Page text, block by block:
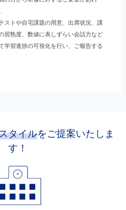
ストや自宅課題の用意、出席状況、課
習熟度、数値に表しずらい会話力など
学習進捗の可視化を行い、ご報告する
タイルをご提案いたしま
す！